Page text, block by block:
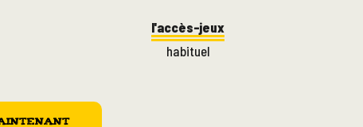
l'accès-jeux
habituel